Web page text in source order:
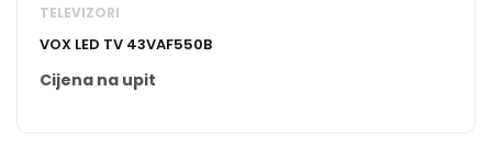
TELEVIZORI
VOX LED TV 43VAF550B
Cijena na upit